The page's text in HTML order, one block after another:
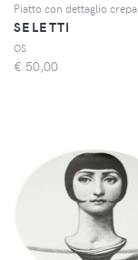
Piatto con dettaglio crepa
SELETTI
OS
€ 50,00